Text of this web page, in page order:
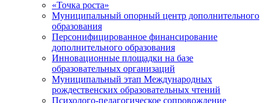
«Точка роста»
Муниципальный опорный центр дополнительного
образования
Персонифицированное финансирование
дополнительного образования
Инновационные площадки на базе
образовательных организаций
Муниципальный этап Международных
рождественских образовательных чтений
Психолого-педагогическое сопровождение